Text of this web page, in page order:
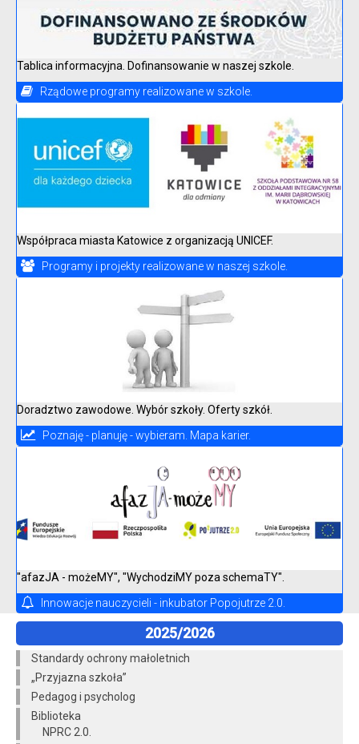
Tablica informacyjna. Dofinansowanie w naszej szkole.
Rządowe programy realizowane w szkole.
Współpraca miasta Katowice z organizacją UNICEF.
Programy i projekty realizowane w naszej szkole.
Doradztwo zawodowe. Wybór szkoły. Oferty szkół.
Poznaję - planuję - wybieram. Mapa karier.
"afazJA - możeMY", "WychodziMY poza schemaTY".
Innowacje nauczycieli - inkubator Popojutrze 2.0.
2025/2026
Standardy ochrony małoletnich
„Przyjazna szkoła”
Pedagog i psycholog
Biblioteka
NPRC 2.0.